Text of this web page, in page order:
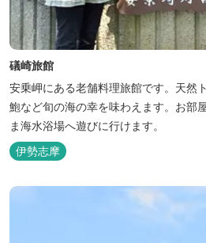
礒崎旅館
安乗岬にある老舗料理旅館です。天然
鮑など旬の海の幸を味わえます。お部
ま海水浴場へ遊びに行けます。
伊勢志摩